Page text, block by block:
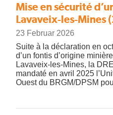
Mise en sécurité
Lavaveix-les-Mines
23 Februar 2026
Suite à la déclaration en
d’un fontis d’origine
Lavaveix-les-Mines, la
mandaté en avril 2025
Ouest du BRGM/DPSM